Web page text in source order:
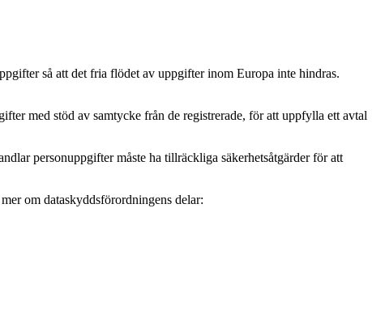
så att det fria flödet av uppgifter inom Europa inte hindras.
med stöd av samtycke från de registrerade, för att uppfylla ett avtal
personuppgifter måste ha tillräckliga säkerhetsåtgärder för att
om dataskyddsförordningens delar: